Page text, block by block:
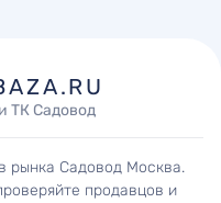
ТК Садовод
рынка Садовод Москва.
продавцов и